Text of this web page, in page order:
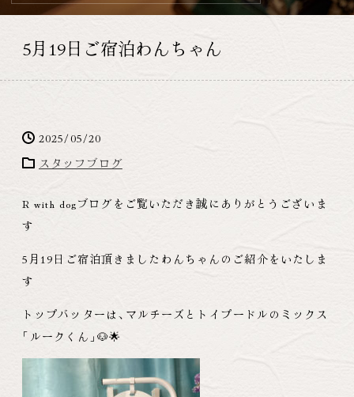
5月19日ご宿泊わんちゃん
2025/05/20
スタッフブログ
R with dogブログをご覧いただき誠にありがとうございま
す
5月19日ご宿泊頂きましたわんちゃんのご紹介をいたしま
す
トップバッターは 、マルチーズとトイプードルのミックス
「 ルークくん 」🐶🌟